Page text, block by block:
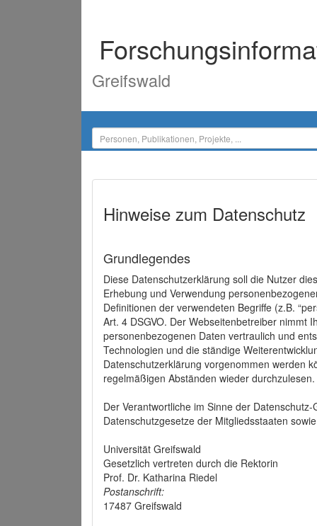
Greifswald
Hinweise zum Datenschutz
Grundlegendes
Diese Datenschutzerklärung soll die Nutzer
Erhebung und Verwendung
Definitionen der verwendeten Begriffe (z.B.
Art. 4 DSGVO. Der Webseitenbetreiber nimmt
personenbezogenen Daten vertraulich und
Technologien und die ständige
Datenschutzerklärung vorgenommen werden
regelmäßigen Abständen wieder durchzulesen.
Der Verantwortliche im Sinne der
Datenschutzgesetze der Mitgliedsstaaten
Universität Greifswald
Gesetzlich vertreten durch die Rektorin
Prof. Dr. Katharina Riedel
Postanschrift:
17487 Greifswald